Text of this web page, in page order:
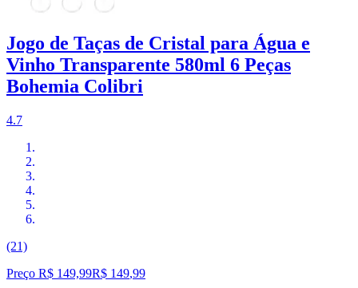
Jogo de Taças de Cristal para Água e
Vinho Transparente 580ml 6 Peças
Bohemia Colibri
4.7
(21)
Preço R$ 149,99R$ 149,99